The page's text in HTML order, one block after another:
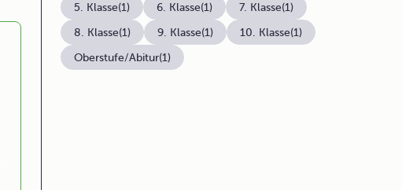
5. Klasse(1) 6. Klasse(1) 7. Klasse(1)
8. Klasse(1) 9. Klasse(1) 10. Klasse(1)
Oberstufe/Abitur(1)